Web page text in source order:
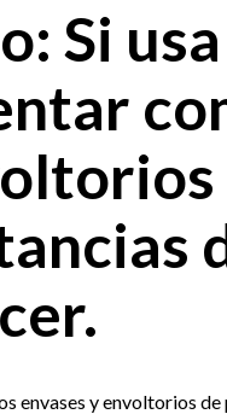
Si
envases y envoltorios